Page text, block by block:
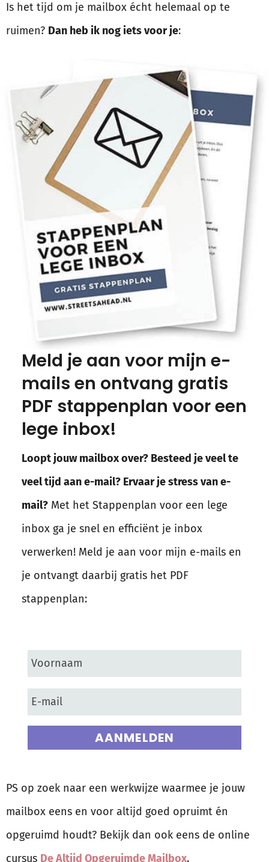
Is het tijd om je mailbox écht helemaal op te
ruimen? Dan heb ik nog iets voor je:
Meld je aan voor mijn e-
mails en ontvang gratis
PDF stappenplan voor een
lege inbox!
Loopt jouw mailbox over? Besteed je veel te
veel tijd aan e-mail? Ervaar je stress van e-
mail?Met het Stappenplan voor een lege
inbox ga je snel en efficiënt je inbox
verwerken! Meld je aan voor mijn e-mails en
je ontvangt daarbij gratis het PDF
stappenplan:
AANMELDEN
PS op zoek naar een werkwijze waarmee je jouw
mailbox eens en voor altijd goed opruimt én
opgeruimd houdt? Bekijk dan ook eens de online
cursus De Altijd Opgeruimde Mailbox.